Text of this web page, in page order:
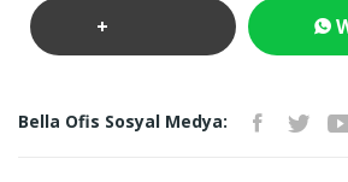
+
Bella Ofis Sosyal Medya: